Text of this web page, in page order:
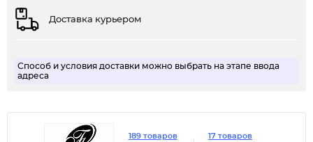
Доставка курьером
Способ и условия доставки можно выбрать на этапе ввода
адреса
189 товаров
17 товаров